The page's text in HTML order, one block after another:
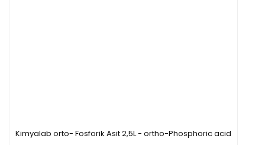
Kimyalab orto- Fosforik Asit 2,5L - ortho-Phosphoric acid